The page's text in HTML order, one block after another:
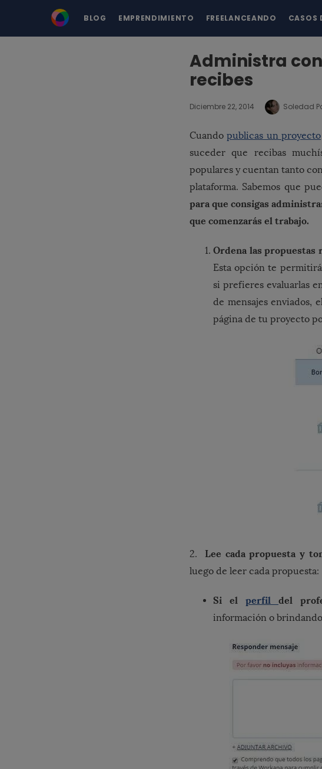
BLOG EMPRENDIMIENTO FREELANCEANDO CASOS
Administra
recibes
Diciembre 22, 2014 Soledad
Cuandopublicas un proyecto
suceder que recibas
populares y cuentan tanto
plataforma. Sabemos que
para que consigas
que comenzarás el trabajo.
Ordena las propuestas
Esta opción te permitirá
si prefieres evaluarlas
de mensajes enviados,
página de tu proyecto
2. Lee cada propuesta y
luego de leer cada propuesta:
Si el perfil del
información o